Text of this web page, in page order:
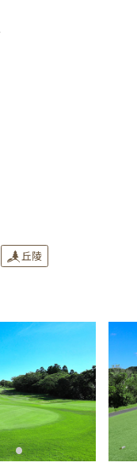
丘陵